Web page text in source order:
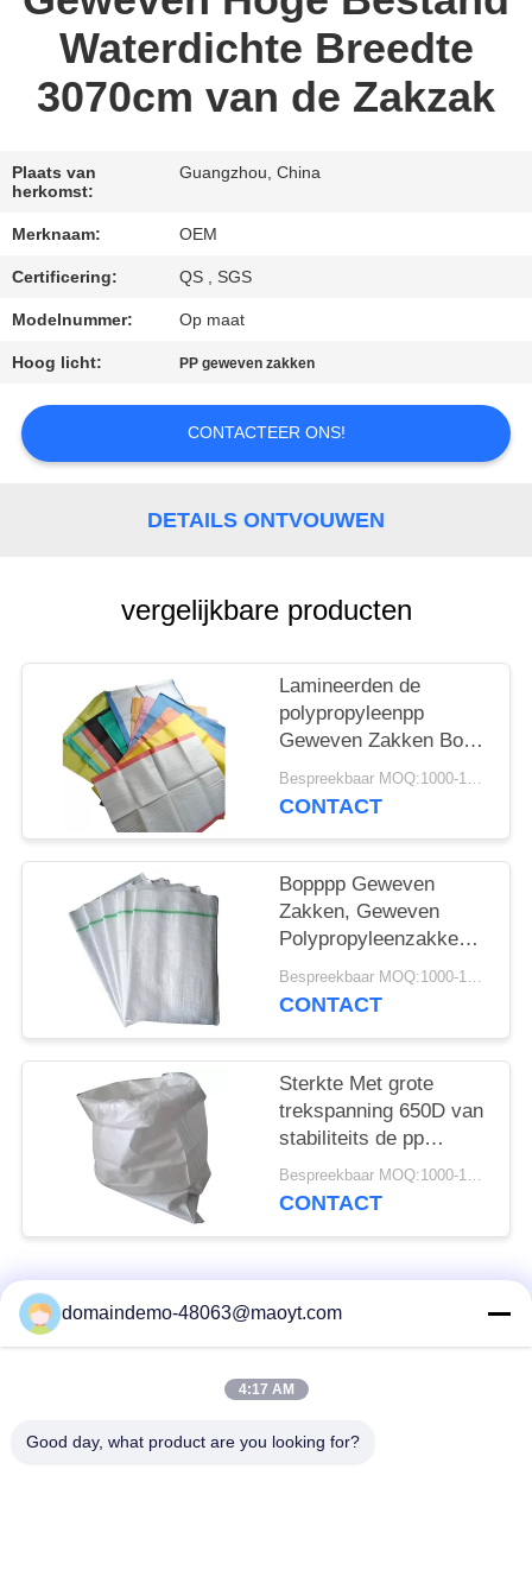
ONS
VERZOEK
OM EEN
CITAAT
SITEMAP
PRIVACYBELEID
Waterdichte Breedte
3070cm van de Zakzak
Plaats van
herkomst:
Guangzhou, China
Merknaam: OEM
Certificering: QS , SGS
Modelnummer: Op maat
Hoog licht: PP geweven zakken
CONTACTEER ONS!
DETAILS ONTVOUWEN
vergelijkbare producten
Lamineerden de
polypropyleenpp
Geweven Zakken Bopp
Geweven 40gsm-
170gsm 60mg aan
Bespreekbaar MOQ:1000-10000 zakken
CONTACT
Bopppp Geweven
Zakken, Geweven
Polypropyleenzakken
voor het Cement van
de Voersuiker
Bespreekbaar MOQ:1000-10000 zakken
CONTACT
Sterkte Met grote
trekspanning 650D van
stabiliteits de pp
Geweven Zakken -
2000D-Denier
Bespreekbaar MOQ:1000-10000 zakken
CONTACT
populaire categorieën
opnieuw te gebruiken
domaindemo-48063@maoyt.com
4:17 AM
Good day, what product are you looking for?